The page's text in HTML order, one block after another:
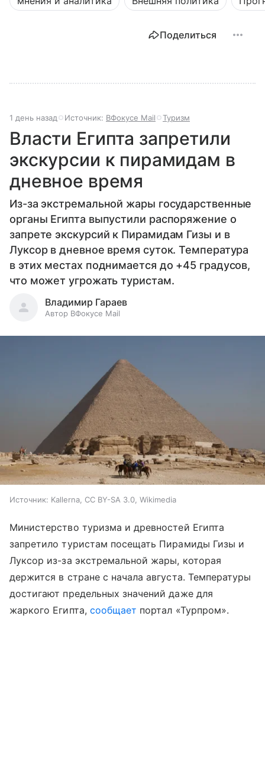
Поделиться
1 день назад Источник: ВФокусе Mail Туризм
Власти Египта запретили
экскурсии к пирамидам в
дневное время
Из-за экстремальной жары государственные
органы Египта выпустили распоряжение о
запрете экскурсий к Пирамидам Гизы и в
Луксор в дневное время суток. Температура
в этих местах поднимается до +45 градусов,
что может угрожать туристам.
Владимир Гараев
Автор ВФокусе Mail
Источник: Kallerna, CC BY-SA 3.0, Wikimedia
Министерство туризма и древностей Египта
запретило туристам посещать Пирамиды Гизы и
Луксор из-за экстремальной жары, которая
держится в стране с начала августа. Температуры
достигают предельных значений даже для
жаркого Египта, сообщает портал «Турпром».